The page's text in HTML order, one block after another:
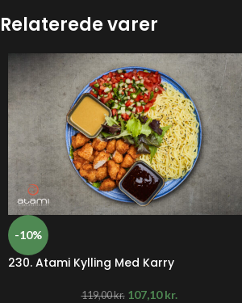
Relaterede varer
-10%
230. Atami Kylling Med Karry
119,00kr. 107,10kr.